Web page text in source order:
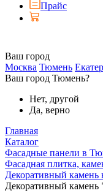
Прайс
Ваш город
Москва Тюмень
Ваш город Тюмень?
Нет, другой
Да, верно
Главная
Каталог
Фасадные панели в
Фасадная плитка,
Декоративный
Декоративный